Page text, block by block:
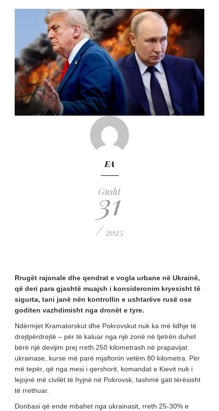
EA
Gusht
31
/ 2025
Rrugët rajonale dhe qendrat e vogla urbane në Ukrainë,
që deri para gjashtë muajsh i konsideronim kryesisht të
sigurta, tani janë nën kontrollin e ushtarëve rusë ose
goditen vazhdimisht nga dronët e tyre.
Ndërmjet Kramatorskut dhe Pokrovskut nuk ka më lidhje të
drejtpërdrejtë – për të kaluar nga një zonë në tjetrën duhet
bërë një devijim prej rreth 250 kilometrash në prapavijat
ukrainase, kurse më parë mjaftonin vetëm 80 kilometra. Për
më tepër, që nga mesi i qershorit, komandat e Kievit nuk i
lejojnë më civilët të hyjnë në Pokrovsk, tashmë gati tërësisht
të rrethuar.
Donbasi që ende mbahet nga ukrainasit, rreth 25-30% e